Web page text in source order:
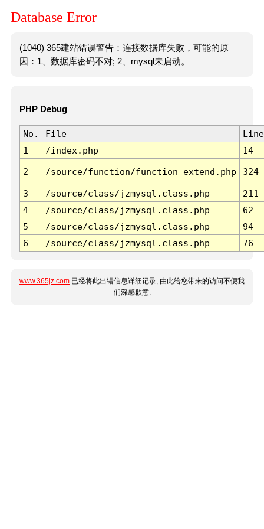
Database Error
(1040) 365建站错误警告：连接数据库失败，可能的原
因：1、数据库密码不对; 2、mysql未启动。
PHP Debug
No. File
Line
1
/index.php 14
2 /source/function/function_extend.php 324
3 /source/class/jzmysql.class.php
211
4
/source/class/jzmysql.class.php
62
5
/source/class/jzmysql.class.php
94
6
/source/class/jzmysql.class.php 76
www.365jz.com 已经将此出错信息详细记录, 由此给您带来的访问不便我
们深感歉意.